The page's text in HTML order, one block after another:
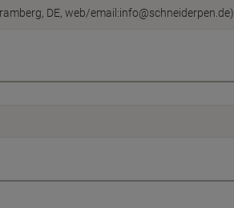
DE, web/email:info@schneiderpen.de)